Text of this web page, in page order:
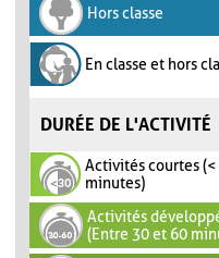
Hors classe
En classe et hors
DURÉE DE L'ACTIVITÉ
Activités courtes (<
minutes)
Activités
(Entre 30 et 60